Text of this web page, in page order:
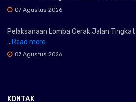
07 Agustus 2026
Pelaksanaan Lomba Gerak Jalan
...Read more
07 Agustus 2026
KONTAK